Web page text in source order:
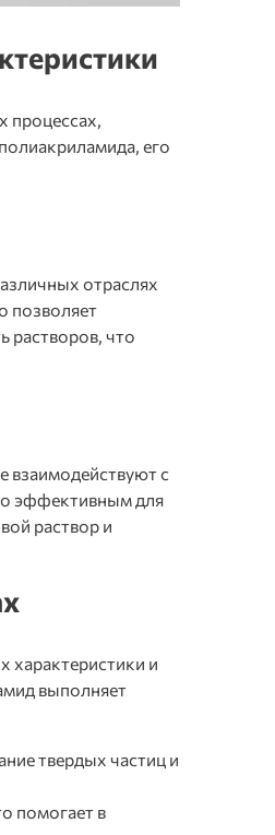
процессах,
его
отраслях
позволяет
растворов, что
взаимодействуют с
эффективным для
раствор и
характеристики и
выполняет
твердых частиц и
помогает в